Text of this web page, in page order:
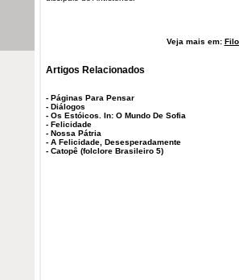
Veja mais em:
Artigos Relacionados
- Páginas Para Pensar
- Diálogos
- Os Estóicos. In: O Mundo De Sofia
- Felicidade
- Nossa Pátria
- A Felicidade, Desesperadamente
- Catopê (folclore Brasileiro 5)